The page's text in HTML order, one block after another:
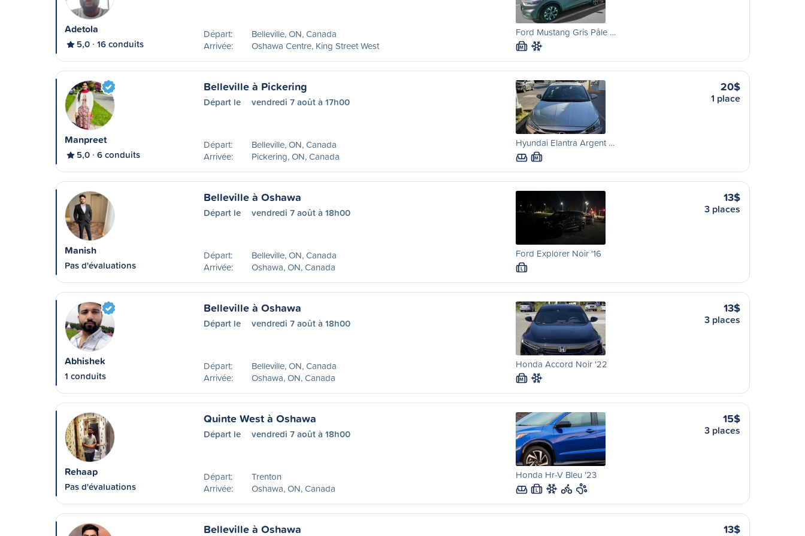
Adetola
5,0 16 conduits
Départ:
Belleville, ON, Canada
Arrivée:
Oshawa Centre, King Street West
Ford Mustang Gris Pâle …
M
Manpreet
5,0 6 conduits
Belleville à Pickering
Départ le vendredi 7 août à 17h00
Départ:
Belleville, ON, Canada
Arrivée:
Pickering, ON, Canada
Hyundai Elantra Argent …
M
20$
1 place
Manish
Pas d'évaluations
Belleville à Oshawa
Départ le vendredi 7 août à 18h00
Départ:
Belleville, ON, Canada
Arrivée:
Oshawa, ON, Canada
Ford Explorer Noir '16
L
13$
3 places
Abhishek
1 conduits
Belleville à Oshawa
Départ le vendredi 7 août à 18h00
Départ:
Belleville, ON, Canada
Arrivée:
Oshawa, ON, Canada
Honda Accord Noir '22
M
13$
3 places
Rehaap
Pas d'évaluations
Quinte West à Oshawa
Départ le vendredi 7 août à 18h00
Départ:
Trenton
Arrivée:
Oshawa, ON, Canada
Honda Hr-V Bleu '23
L
15$
3 places
Belleville à Oshawa 13$